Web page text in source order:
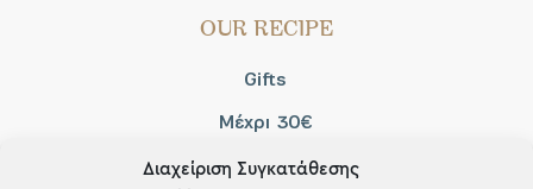
Διαχείριση Συγκατάθεσης
OUR RECIPE
Gifts
Μέχρι 30€
Blog